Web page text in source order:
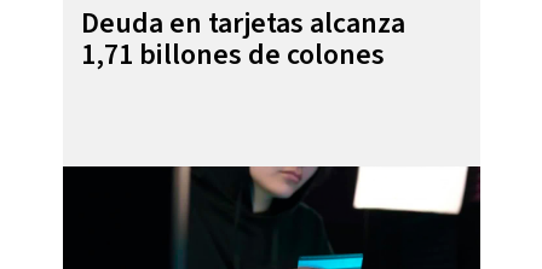
Deuda en tarjetas alcanza
1,71 billones de colones